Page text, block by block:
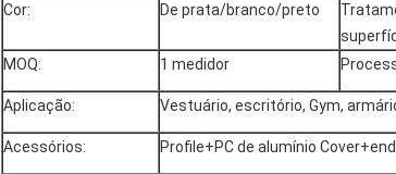
Cor: De prata/branco/preto
MOQ: 1 medidor
Aplicação: Vestuário, escritório, Gym,
Acessórios: Profile+PC de alumínio